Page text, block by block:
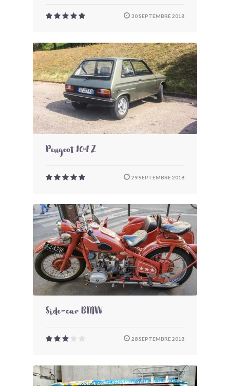
30 SEPTEMBRE 2018
Peugeot 104 Z
29 SEPTEMBRE 2018
Side-car BMW
28 SEPTEMBRE 2018